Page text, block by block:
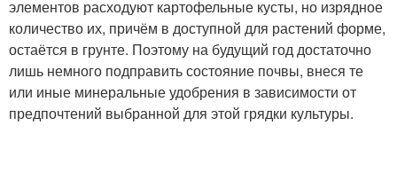
элементов расходуют картофельные кусты, но изрядное
количество их, причём в доступной для растений форме,
остаётся в грунте. Поэтому на будущий год достаточно
лишь немного подправить состояние почвы, внеся те
или иные минеральные удобрения в зависимости от
предпочтений выбранной для этой грядки культуры.